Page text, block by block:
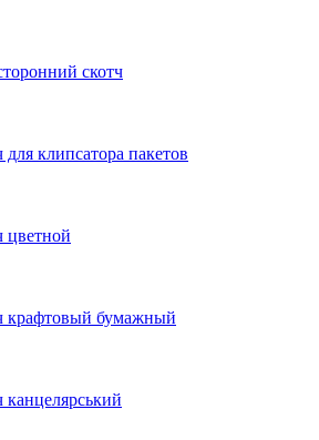
скотч
для клипсатора пакетов
цветной
крафтовый бумажный
канцелярський